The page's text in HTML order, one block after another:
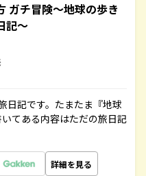
ガチ冒険～地球の歩き
記～
日記です。たまたま『地球
てある内容はただの旅日記
詳細を見る